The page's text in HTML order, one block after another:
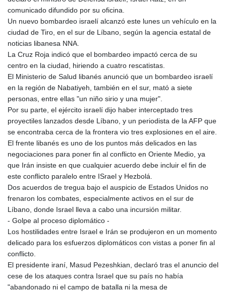
LRD 209.896866
LSL 18.648909
LTL 3.413768
LYD 7.358849
MAD 10.757887
MDL 20.102303
MGA
4982.944983
MKD 61.70777
MMK
2427.596601
MNT 4159.0218
MOP 9.34149
MRU 46.349915
MUR 54.396619
MVR 17.862733
MWK
2008.207995
MYR 4.728715
MZN 73.882892
NGN
1577.963717
NIO 42.540713
comunicado difundido por su oficina.
Un nuevo bombardeo israelí alcanzó este lunes un vehículo en la
ciudad de Tiro, en el sur de Líbano, según la agencia estatal de
noticias libanesa NNA.
La Cruz Roja indicó que el bombardeo impactó cerca de su
centro en la ciudad, hiriendo a cuatro rescatistas.
El Ministerio de Salud libanés anunció que un bombardeo israelí
en la región de Nabatiyeh, también en el sur, mató a siete
personas, entre ellas "un niño sirio y una mujer".
Por su parte, el ejército israelí dijo haber interceptado tres
proyectiles lanzados desde Líbano, y un periodista de la AFP que
se encontraba cerca de la frontera vio tres explosiones en el aire.
El frente libanés es uno de los puntos más delicados en las
negociaciones para poner fin al conflicto en Oriente Medio, ya
que Irán insiste en que cualquier acuerdo debe incluir el fin de
este conflicto paralelo entre ISrael y Hezbolá.
Dos acuerdos de tregua bajo el auspicio de Estados Unidos no
frenaron los combates, especialmente activos en el sur de
Líbano, donde Israel lleva a cabo una incursión militar.
- Golpe al proceso diplomático -
Los hostilidades entre Israel e Irán se produjeron en un momento
delicado para los esfuerzos diplomáticos con vistas a poner fin al
conflicto.
El presidente iraní, Masud Pezeshkian, declaró tras el anuncio del
cese de los ataques contra Israel que su país no había
"abandonado ni el campo de batalla ni la mesa de